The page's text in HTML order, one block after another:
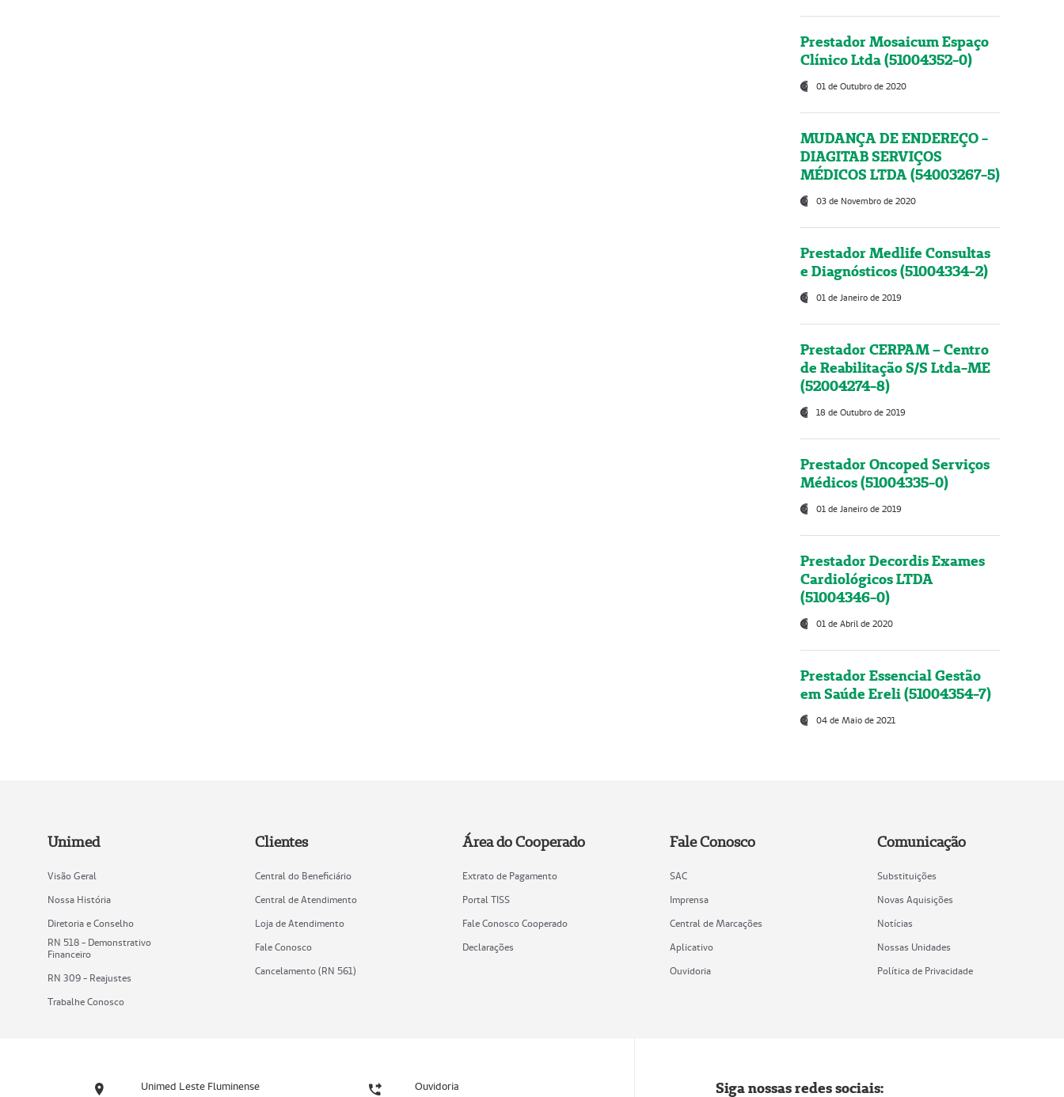
Prestador Mosaicum Espaço
Clínico Ltda (51004352-0)
01 de Outubro de 2020
MUDANÇA DE ENDEREÇO -
DIAGITAB SERVIÇOS
MÉDICOS LTDA (54003267-5)
03 de Novembro de 2020
Prestador Medlife Consultas
e Diagnósticos (51004334-2)
01 de Janeiro de 2019
Prestador CERPAM – Centro
de Reabilitação S/S Ltda-ME
(52004274-8)
18 de Outubro de 2019
Prestador Oncoped Serviços
Médicos (51004335-0)
01 de Janeiro de 2019
Prestador Decordis Exames
Cardiológicos LTDA
(51004346-0)
01 de Abril de 2020
Prestador Essencial Gestão
em Saúde Ereli (51004354-7)
04 de Maio de 2021
Unimed
Visão Geral
Nossa História
Diretoria e Conselho
RN 518 - Demonstrativo
Financeiro
RN 309 - Reajustes
Trabalhe Conosco
Clientes
Central do Beneficiário
Central de Atendimento
Loja de Atendimento
Fale Conosco
Cancelamento (RN 561)
Área do Cooperado
Extrato de Pagamento
Portal TISS
Fale Conosco Cooperado
Declarações
Fale Conosco
SAC
Imprensa
Central de Marcações
Aplicativo
Ouvidoria
Comunicação
Substituições
Novas Aquisições
Notícias
Nossas Unidades
Política de Privacidade
Unimed Leste Fluminense Ouvidoria Siga nossas redes sociais: